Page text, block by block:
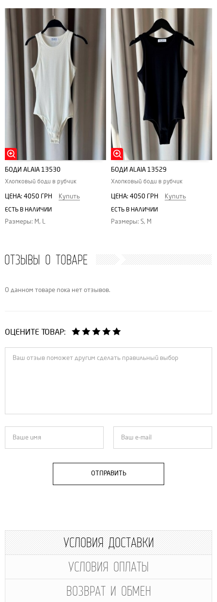
БОДИ ALAIA 13530
Хлопковый боди в рубчик
ЦЕНА: 4050 ГРН Купить
ЕСТЬ В НАЛИЧИИ
Размеры: M, L
БОДИ ALAIA 13529
Хлопковый боди в рубчик
ЦЕНА: 4050 ГРН Купить
ЕСТЬ В НАЛИЧИИ
Размеры: S, M
ОТЗЫВЫ О ТОВАРЕ
О данном товаре пока нет отзывов.
ОЦЕНИТЕ ТОВАР:
ОТПРАВИТЬ
УСЛОВИЯ ДОСТАВКИ
УСЛОВИЯ ОПЛАТЫ
ВОЗВРАТ И ОБМЕН